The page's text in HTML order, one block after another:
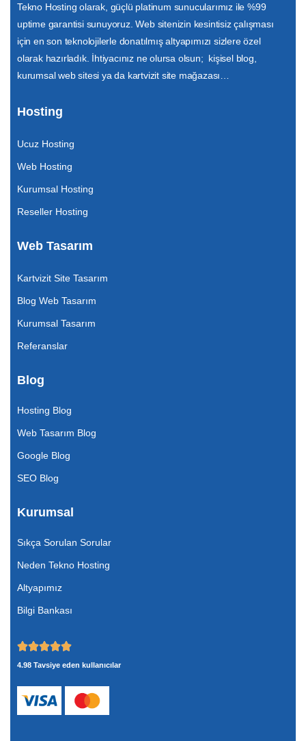
Tekno Hosting olarak, güçlü platinum sunucularımız ile %99
uptime garantisi sunuyoruz. Web sitenizin kesintisiz çalışması
için en son teknolojilerle donatılmış altyapımızı sizlere özel
olarak hazırladık. İhtiyacınız ne olursa olsun; kişisel blog,
kurumsal web sitesi ya da kartvizit site mağazası…
Hosting
Ucuz Hosting
Web Hosting
Kurumsal Hosting
Reseller Hosting
Web Tasarım
Kartvizit Site Tasarım
Blog Web Tasarım
Kurumsal Tasarım
Referanslar
Blog
Hosting Blog
Web Tasarım Blog
Google Blog
SEO Blog
Kurumsal
Sıkça Sorulan Sorular
Neden Tekno Hosting
Altyapımız
Bilgi Bankası
4.98 Tavsiye eden kullanıcılar